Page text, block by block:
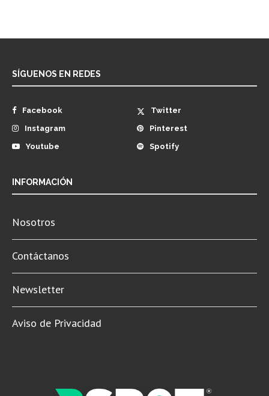
SÍGUENOS EN REDES
Facebook
Twitter
Instagram
Pinterest
Youtube
Spotify
INFORMACIÓN
Nosotros
Contáctanos
Newsletter
Aviso de Privacidad